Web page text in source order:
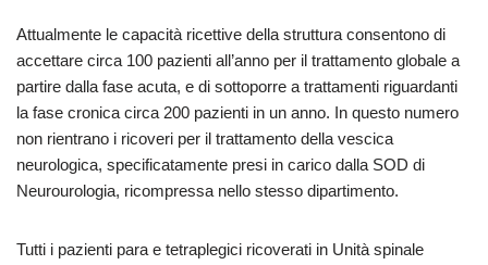
Attualmente le capacità ricettive della struttura consentono di
accettare circa 100 pazienti all’anno per il trattamento globale a
partire dalla fase acuta, e di sottoporre a trattamenti riguardanti
la fase cronica circa 200 pazienti in un anno. In questo numero
non rientrano i ricoveri per il trattamento della vescica
neurologica, specificatamente presi in carico dalla SOD di
Neurourologia, ricompressa nello stesso dipartimento.
Tutti i pazienti para e tetraplegici ricoverati in Unità spinale